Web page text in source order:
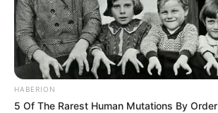
HABERION
5 Of The Rarest Human Mutations By Order